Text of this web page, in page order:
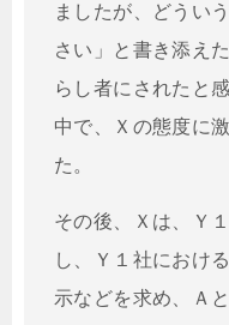
ましたが、どうい
さい」と書き添え
らし者にされたと
中で、Ｘの態度に
た。
その後、Ｘは、Ｙ
し、Ｙ１社におけ
示などを求め、Ａ